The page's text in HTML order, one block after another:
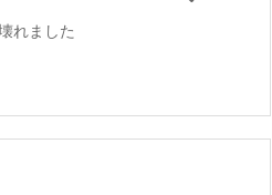
れました